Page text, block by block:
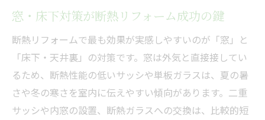
窓・床下対策が断熱リフォーム成功の鍵
断熱リフォームで最も効果が実感しやすいのが「窓」と
「床下・天井裏」の対策です。窓は外気と直接接してい
るため、断熱性能の低いサッシや単板ガラスは、夏の暑
さや冬の寒さを室内に伝えやすい傾向があります。二重
サッシや内窓の設置、断熱ガラスへの交換は、比較的短